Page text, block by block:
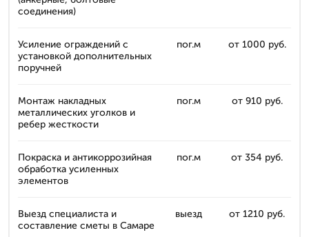
соединения)
Усиление ограждений с
установкой дополнительных
поручней
пог.м от 1000 руб.
Монтаж накладных
металлических уголков и
ребер жесткости
пог.м от 910 руб.
Покраска и антикоррозийная
обработка усиленных
элементов
пог.м от 354 руб.
Выезд специалиста и
составление сметы в Самаре
выезд от 1210 руб.